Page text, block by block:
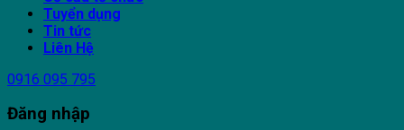
Tuyển dụng
Tin tức
Liên Hệ
0916 095 795
Đăng nhập